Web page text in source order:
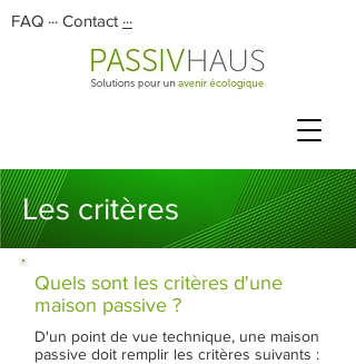
FAQ ··· Contact ···
Les critères
Quels sont les critères d'une
maison passive ?
D'un point de vue technique, une maison
passive doit remplir les critères suivants :